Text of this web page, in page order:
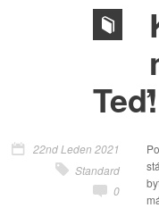
Teď!
22nd Leden 2021
Standard
0